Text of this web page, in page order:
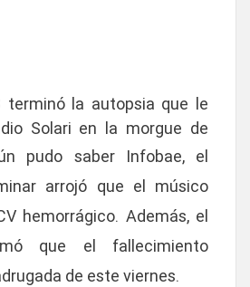
terminó la autopsia que le
Solari en la morgue de
pudo saber Infobae, el
arrojó que el músico
hemorrágico. Además, el
que el fallecimiento
de este viernes.